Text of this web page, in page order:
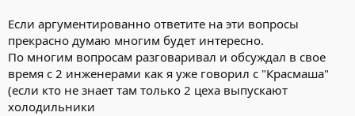
Если аргументированно ответите на эти вопросы
прекрасно думаю многим будет интересно.
По многим вопросам разговаривал и обсуждал в свое
время с 2 инженерами как я уже говорил с "Красмаша"
(если кто не знает там только 2 цеха выпускают
холодильники